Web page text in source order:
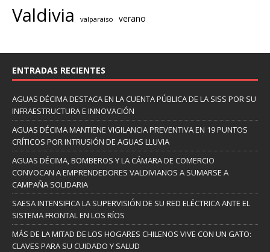
Valdivia valparaiso verano
ENTRADAS RECIENTES
AGUAS DÉCIMA DESTACA EN LA CUENTA PÚBLICA DE LA SISS POR SU
INFRAESTRUCTURA E INNOVACIÓN
AGUAS DÉCIMA MANTIENE VIGILANCIA PREVENTIVA EN 19 PUNTOS
CRÍTICOS POR INTRUSIÓN DE AGUAS LLUVIA
AGUAS DÉCIMA, BOMBEROS Y LA CÁMARA DE COMERCIO
CONVOCAN A EMPRENDEDORES VALDIVIANOS A SUMARSE A
CAMPAÑA SOLIDARIA
SAESA INTENSIFICA LA SUPERVISIÓN DE SU RED ELÉCTRICA ANTE EL
SISTEMA FRONTAL EN LOS RÍOS
MÁS DE LA MITAD DE LOS HOGARES CHILENOS VIVE CON UN GATO:
CLAVES PARA SU CUIDADO Y SALUD